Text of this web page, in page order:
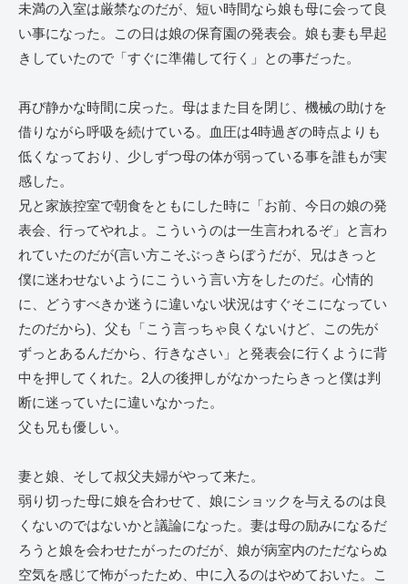
未満の入室は厳禁なのだが、短い時間なら娘も母に会って良
い事になった。この日は娘の保育園の発表会。娘も妻も早起
きしていたので「すぐに準備して行く」との事だった。
再び静かな時間に戻った。母はまた目を閉じ、機械の助けを
借りながら呼吸を続けている。血圧は4時過ぎの時点よりも
低くなっており、少しずつ母の体が弱っている事を誰もが実
感した。
兄と家族控室で朝食をともにした時に「お前、今日の娘の発
表会、行ってやれよ。こういうのは一生言われるぞ」と言わ
れていたのだが(言い方こそぶっきらぼうだが、兄はきっと
僕に迷わせないようにこういう言い方をしたのだ。心情的
に、どうすべきか迷うに違いない状況はすぐそこになってい
たのだから)、父も「こう言っちゃ良くないけど、この先が
ずっとあるんだから、行きなさい」と発表会に行くように背
中を押してくれた。2人の後押しがなかったらきっと僕は判
断に迷っていたに違いなかった。
父も兄も優しい。
妻と娘、そして叔父夫婦がやって来た。
弱り切った母に娘を合わせて、娘にショックを与えるのは良
くないのではないかと議論になった。妻は母の励みになるだ
ろうと娘を会わせたがったのだが、娘が病室内のただならぬ
空気を感じて怖がったため、中に入るのはやめておいた。こ